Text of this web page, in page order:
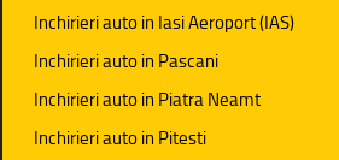
Inchirieri auto in Iasi Aeroport (IAS)
Inchirieri auto in Pascani
Inchirieri auto in Piatra Neamt
Inchirieri auto in Pitesti